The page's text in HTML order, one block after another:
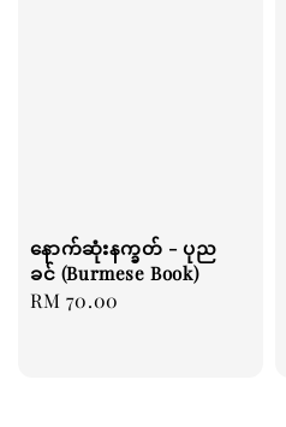
နောက်ဆုံးနက္ခတ် - ပုည
ခင် (Burmese Book)
Regular
RM 70.00